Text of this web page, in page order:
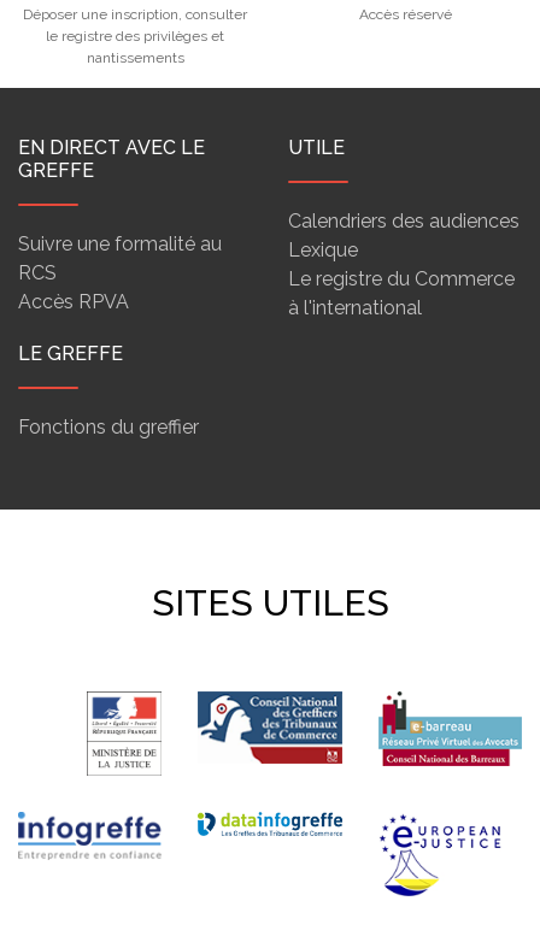
Déposer une inscription, consulter
le registre des privilèges et
nantissements
Accès réservé
EN DIRECT AVEC LE
GREFFE
Suivre une formalité au
RCS
Accès RPVA
UTILE
Calendriers des audiences
Lexique
Le registre du Commerce
à l'international
LE GREFFE
Fonctions du greffier
SITES UTILES